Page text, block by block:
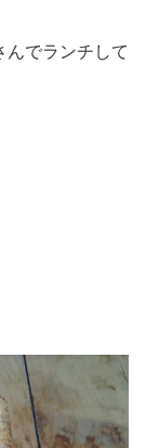
んでランチして